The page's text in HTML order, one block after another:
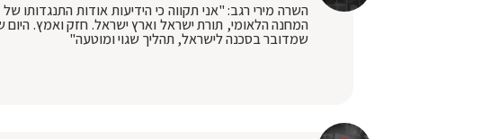
השרה מירי רגב: "אני תקווה כי הידיעות אודות
המחנה הלאומי, תורת ישראל וארץ ישראל. חזק ואמץ. היום
שמדובר בסכנה לישראל, תהליך שגוי ומוטעה"